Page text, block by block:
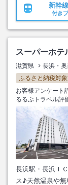
新幹
付き
スーパーホテ
滋賀県 長浜・
ふるさと納税対
お客様アンケート
るるぶトラベル評
長浜駅・長浜Ｉ
ス♪天然温泉や